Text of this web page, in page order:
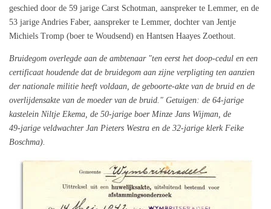
geschied door de 59 jarige Carst Schotman, aanspreker te Lemmer, en de
53 jarige Andries Faber, aanspreker te Lemmer, dochter van Jentje
Michiels Tromp (boer te Woudsend) en Hantsen Haayes Zoethout.
Bruidegom overlegde aan de ambtenaar "ten eerst het doop‑cedul en een
certificaat houdende dat de bruidegom aan zijne verpligting ten aanzien
der nationale militie heeft voldaan, de geboorte‑akte van de bruid en de
overlijdensakte van de moeder van de bruid." Getuigen: de 64‑jarige
kastelein Niltje Ekema, de 50‑jarige boer Minze Jans Wijman, de
49‑jarige veldwachter Jan Pieters Westra en de 32‑jarige klerk Feike
Boschma).